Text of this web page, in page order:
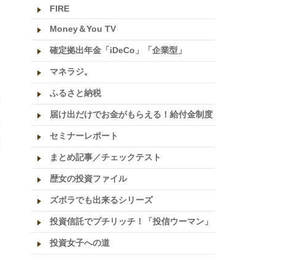
FIRE
Money＆You TV
確定拠出年金「iDeCo」「企業型」
マネラジ。
ふるさと納税
届け出だけでお金がもらえる！給付金制度
セミナーレポート
まとめ記事／チェックテスト
歴女の投資ファイル
ズボラでも出来るシリーズ
投資信託でプチリッチ！「投信ウーマン」
投資女子への道